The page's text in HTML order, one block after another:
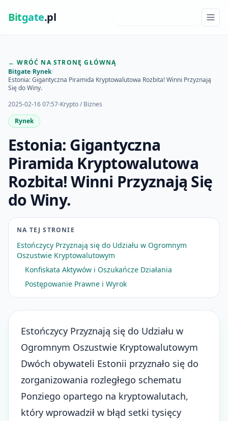
Bitgate.pl
← WRÓĆ NA STRONĘ GŁÓWNĄ
Bitgate/Rynek/
Estonia: Gigantyczna Piramida Kryptowalutowa Rozbita! Winni Przyznają
Się do Winy.
2025-02-16 07:57 Krypto / Biznes
Rynek
Estonia: Gigantyczna
Piramida Kryptowalutowa
Rozbita! Winni Przyznają Się
do Winy.
NA TEJ STRONIE
Estończycy Przyznają się do Udziału w Ogromnym
Oszustwie Kryptowalutowym
Konfiskata Aktywów i Oszukańcze Działania
Postępowanie Prawne i Wyrok
Estończycy Przyznają się do Udziału w
Ogromnym Oszustwie Kryptowalutowym
Dwóch obywateli Estonii przyznało się do
zorganizowania rozległego schematu
Ponziego opartego na kryptowalutach,
który wprowadził w błąd setki tysięcy